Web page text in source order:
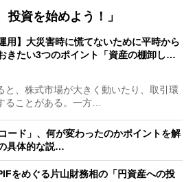
投資を始めよう！」
用】大災害時に慌てないために平時から
きたい3つのポイント「資産の棚卸し…
、株式市場が大きく動いたり、取引環
ることがある。一方…
ード」、何が変わったのかポイントを解
具体的な説…
をめぐる片山財務相の「円資産への投